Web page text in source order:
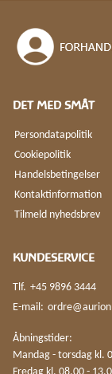
DET MED SMÅT
Persondatapolitik
Cookiepolitik
Handelsbetingelser
Kontaktinformation
Tilmeld nyhedsbrev
KUNDESERVICE
Tlf. +45 9896 3444
E-mail:
Åbningstider:
Mandag - torsdag kl.